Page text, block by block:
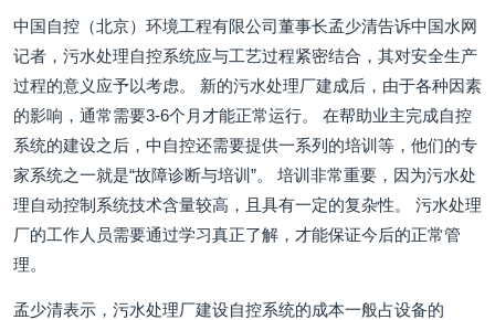
中国自控（北京）环境工程有限公司董事长孟少清告诉中国水网
记者，污水处理自控系统应与工艺过程紧密结合，其对安全生产
过程的意义应予以考虑。 新的污水处理厂建成后，由于各种因素
的影响，通常需要3-6个月才能正常运行。 在帮助业主完成自控
系统的建设之后，中自控还需要提供一系列的培训等，他们的专
家系统之一就是“故障诊断与培训”。 培训非常重要，因为污水处
理自动控制系统技术含量较高，且具有一定的复杂性。 污水处理
厂的工作人员需要通过学习真正了解，才能保证今后的正常管
理。
孟少清表示，污水处理厂建设自控系统的成本一般占设备的